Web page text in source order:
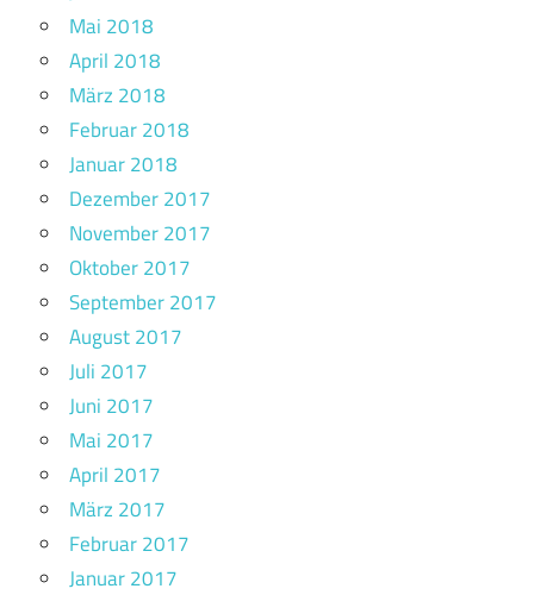
Mai 2018
April 2018
März 2018
Februar 2018
Januar 2018
Dezember 2017
November 2017
Oktober 2017
September 2017
August 2017
Juli 2017
Juni 2017
Mai 2017
April 2017
März 2017
Februar 2017
Januar 2017